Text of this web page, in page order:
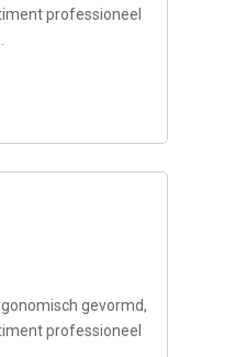
professioneel
gevormd,
professioneel